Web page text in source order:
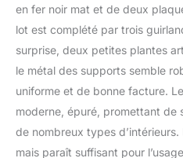
en fer noir mat et de deux
lot est complété par trois
surprise, deux petites plantes
le métal des supports semble
uniforme et de bonne facture.
moderne, épuré, promettant de
de nombreux types
mais paraît suffisant pour